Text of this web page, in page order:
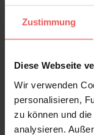
Zustimmung
Diese Webseite
Wir verwenden
personalisieren,
zu können und
analysieren.
Produktgalerie
Varianten